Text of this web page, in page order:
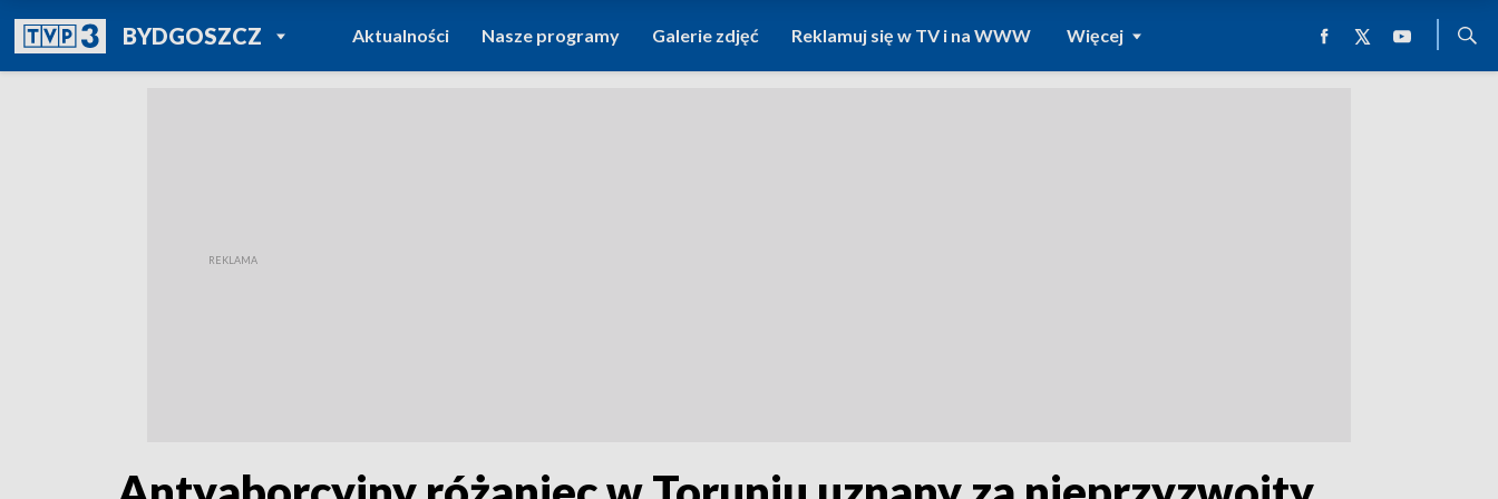
BYDGOSZCZPOWRÓT DO
TVP REGIONY
Aktualności Nasze programy Galerie zdjęć Reklamuj się w TV i na WWW Więcej